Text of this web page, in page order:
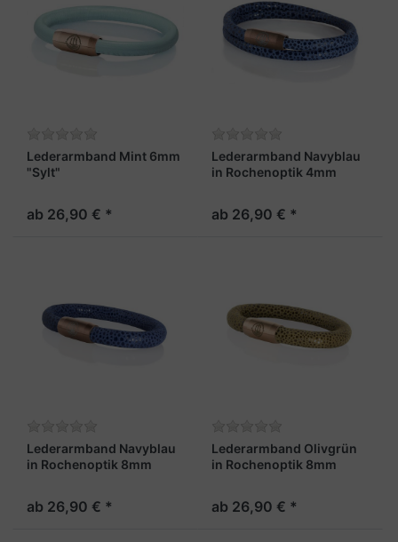
Lederarmband Mint 6mm
"Sylt"
ab 26,90 € *
Lederarmband Navyblau
in Rochenoptik 4mm
ab 26,90 € *
Lederarmband Navyblau
in Rochenoptik 8mm
ab 26,90 € *
Lederarmband Olivgrün
in Rochenoptik 8mm
ab 26,90 € *